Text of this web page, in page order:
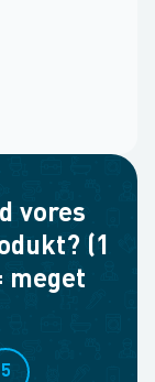
vores
(1
meget
5